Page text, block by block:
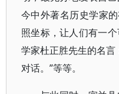
今中外著名历史学家
照坐标，让人们有一
学家杜正胜先生的名言
对话。”等等。